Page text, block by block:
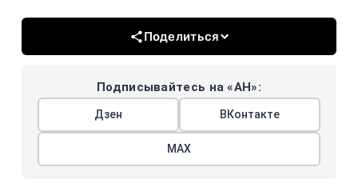
Поделиться
Подписывайтесь на «АН»:
Дзен ВКонтакте
МАХ